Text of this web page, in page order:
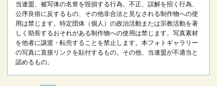
当連盟、被写体の名誉を毀損する行為、不正、誤解を招く行為、
公序良俗に反するもの、その他非合法と見なされる制作物への使
用は禁じます。 特定団体（個人）の政治活動または宗教活動を著
しく助長するおそれがある制作物への使用は禁じます。 写真素材
を他者に譲渡・転売することを禁止します。 本フォトギャラリー
の写真に直接リンクを貼付するもの。 その他、当連盟が不適当と
認めるもの。